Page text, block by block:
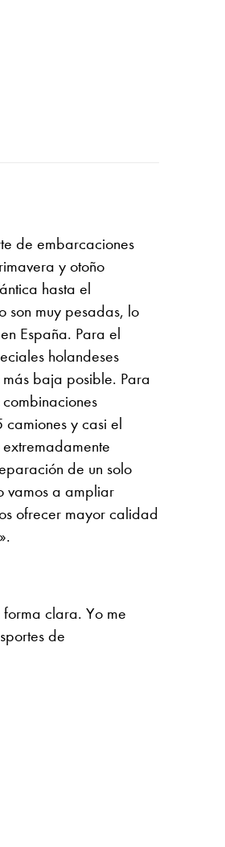
de embarcaciones
y otoño
hasta el
son muy pesadas, lo
España. Para el
holandeses
baja posible. Para
y casi el
de un solo
vamos a ampliar
ofrecer mayor calidad
clara. Yo me
de